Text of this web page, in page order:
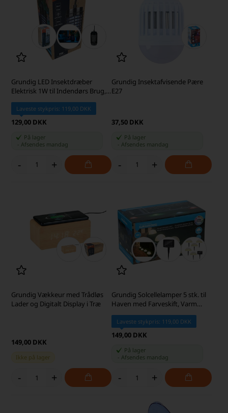
Grundig LED Insektdræber
Elektrisk 1W til Indendørs Brug,
Sort
Laveste stykpris: 119,00 DKK
129,00 DKK
På lager
Afsendes mandag
- +
Grundig Insektafvisende Pære
E27
37,50 DKK
På lager
Afsendes mandag
- +
Grundig Vækkeur med Trådløs
Lader og Digitalt Display i Træ
149,00 DKK
Ikke på lager
- +
Grundig Solcellelamper 5 stk. til
Haven med Farveskift, Varm
Hvid
Laveste stykpris: 119,00 DKK
149,00 DKK
På lager
Afsendes mandag
- +